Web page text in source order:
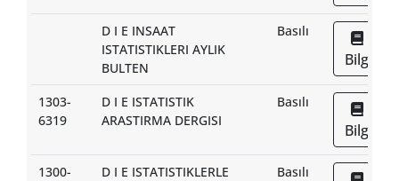
D I E INSAAT
ISTATISTIKLERI AYLIK
BULTEN
Basılı
Bilgi
1303-
6319
D I E ISTATISTIK
ARASTIRMA DERGISI
Basılı
Bilgi
1300-
D I E ISTATISTIKLERLE
Basılı